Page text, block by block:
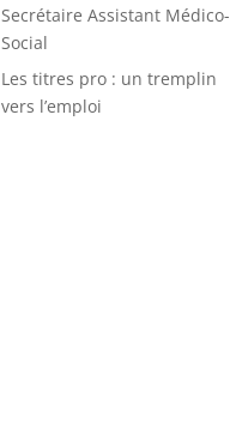
Secrétaire Assistant Médico-
Social
Les titres pro : un tremplin
vers l’emploi